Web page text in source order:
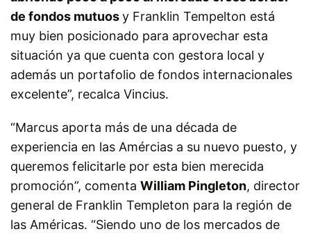
de fondos mutuosy Franklin Tempelton está
muy bien posicionado para aprovechar esta
situación ya que cuenta con gestora local y
además un portafolio de fondos internacionales
excelente”, recalca Vincius.
“Marcus aporta más de una década de
experiencia en las Amércias a su nuevo puesto, y
queremos felicitarle por esta bien merecida
promoción”, comenta William Pingleton, director
general de Franklin Templeton para la región de
las Américas. “Siendo uno de los mercados de